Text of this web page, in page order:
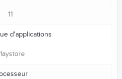
11
d'applications